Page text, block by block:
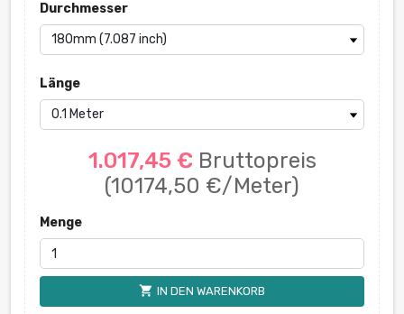
Durchmesser
Länge
1.017,45 € Bruttopreis
(10174,50 €/Meter)
Menge
shopping_cart IN DEN WARENKORB